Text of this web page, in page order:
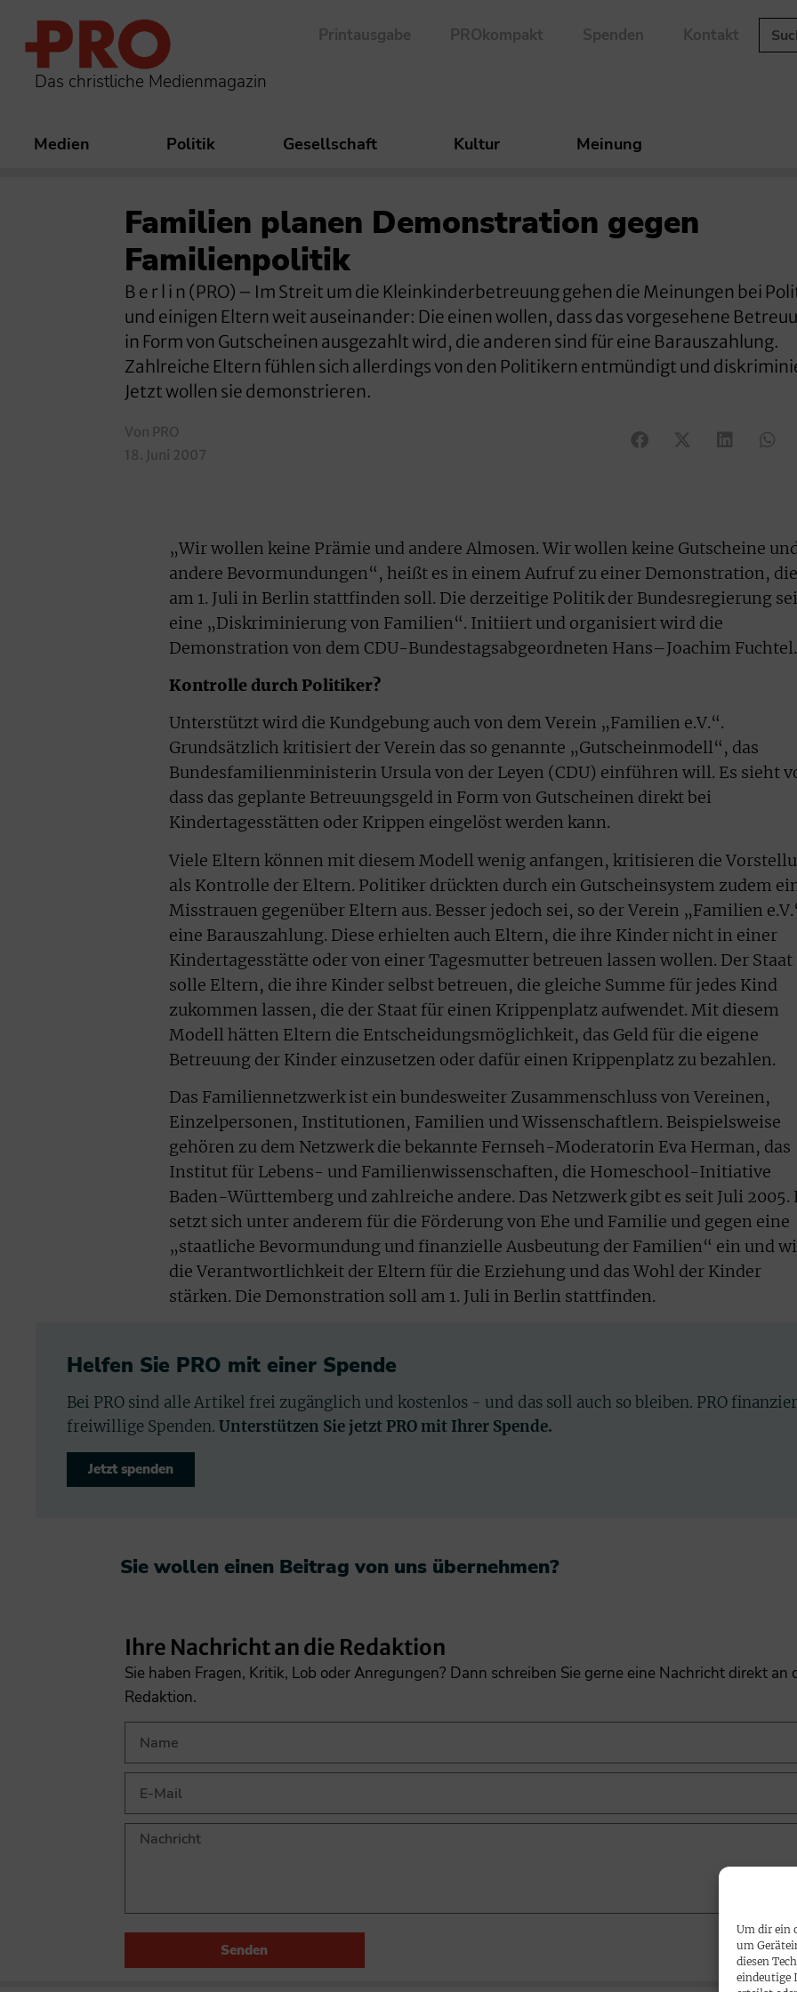
Um dir ein
um
diesen
eindeutige
Das christliche Medienmagazin
Printausgabe PROkompakt Spenden Kontakt
Medien Politik Gesellschaft Kultur Meinung
Familien planen Demonstration gegen
Familienpolitik
B e r l i n (PRO) – Im Streit um die Kleinkinderbetreuung gehen die Meinungen bei
und einigen Eltern weit auseinander: Die einen wollen, dass das vorgesehene
in Form von Gutscheinen ausgezahlt wird, die anderen sind für eine Barauszahlung.
Zahlreiche Eltern fühlen sich allerdings von den Politikern entmündigt und
Jetzt wollen sie demonstrieren.
Von PRO
18. Juni 2007
„Wir wollen keine Prämie und andere Almosen. Wir wollen keine Gutscheine
andere Bevormundungen“, heißt es in einem Aufruf zu einer Demonstration, die
am 1. Juli in Berlin stattfinden soll. Die derzeitige Politik der Bundesregierung sei
eine „Diskriminierung von Familien“. Initiiert und organisiert wird die
Demonstration von dem CDU-Bundestagsabgeordneten Hans–Joachim Fuchtel.
Kontrolle durch Politiker?
Unterstützt wird die Kundgebung auch von dem Verein „Familien e.V.“.
Grundsätzlich kritisiert der Verein das so genannte „Gutscheinmodell“, das
Bundesfamilienministerin Ursula von der Leyen (CDU) einführen will. Es sieht
dass das geplante Betreuungsgeld in Form von Gutscheinen direkt bei
Kindertagesstätten oder Krippen eingelöst werden kann.
Viele Eltern können mit diesem Modell wenig anfangen, kritisieren die
als Kontrolle der Eltern. Politiker drückten durch ein Gutscheinsystem zudem
Misstrauen gegenüber Eltern aus. Besser jedoch sei, so der Verein „Familien
eine Barauszahlung. Diese erhielten auch Eltern, die ihre Kinder nicht in einer
Kindertagesstätte oder von einer Tagesmutter betreuen lassen wollen. Der Staat
solle Eltern, die ihre Kinder selbst betreuen, die gleiche Summe für jedes Kind
zukommen lassen, die der Staat für einen Krippenplatz aufwendet. Mit diesem
Modell hätten Eltern die Entscheidungsmöglichkeit, das Geld für die eigene
Betreuung der Kinder einzusetzen oder dafür einen Krippenplatz zu bezahlen.
Das Familiennetzwerk ist ein bundesweiter Zusammenschluss von Vereinen,
Einzelpersonen, Institutionen, Familien und Wissenschaftlern. Beispielsweise
gehören zu dem Netzwerk die bekannte Fernseh-Moderatorin Eva Herman, das
Institut für Lebens- und Familienwissenschaften, die Homeschool-Initiative
Baden-Württemberg und zahlreiche andere. Das Netzwerk gibt es seit Juli 2005.
setzt sich unter anderem für die Förderung von Ehe und Familie und gegen eine
„staatliche Bevormundung und finanzielle Ausbeutung der Familien“ ein und
die Verantwortlichkeit der Eltern für die Erziehung und das Wohl der Kinder
stärken. Die Demonstration soll am 1. Juli in Berlin stattfinden.
Helfen Sie PRO mit einer Spende
Bei PRO sind alle Artikel frei zugänglich und kostenlos - und das soll auch so bleiben. PRO
freiwillige Spenden. Unterstützen Sie jetzt PRO mit Ihrer Spende.
Jetzt spenden
Sie wollen einen Beitrag von uns übernehmen?​
Ihre Nachricht an die Redaktion
Sie haben Fragen, Kritik, Lob oder Anregungen? Dann schreiben Sie gerne eine Nachricht direkt an
Redaktion.
Senden